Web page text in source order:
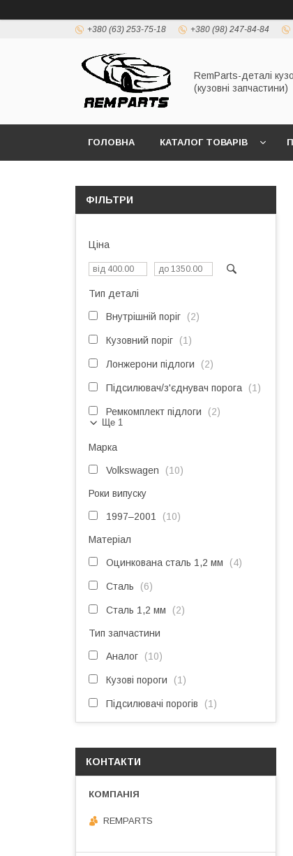
+380 (63) 253-75-18 +380 (98) 247-84-84
RemParts-деталі
(кузовні запчастини)
ГОЛОВНА КАТАЛОГ ТОВАРІВ
ФІЛЬТРИ
Ціна
Тип деталі
Внутрішній поріг 2
Кузовний поріг 1
Лонжерони підлоги 2
Підсилювач/з'єднувач порога 1
Ремкомплект підлоги 2
Ще 1
Марка
Volkswagen 10
Роки випуску
1997–2001 10
Матеріал
Оцинкована сталь 1,2 мм 4
Сталь 6
Сталь 1,2 мм 2
Тип запчастини
Аналог 10
Кузові пороги 1
Підсилювачі порогів 1
КОНТАКТИ
REMPARTS